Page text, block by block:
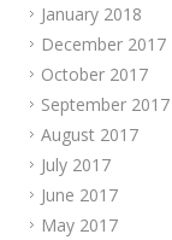
January 2018
December 2017
October 2017
September 2017
August 2017
July 2017
June 2017
May 2017